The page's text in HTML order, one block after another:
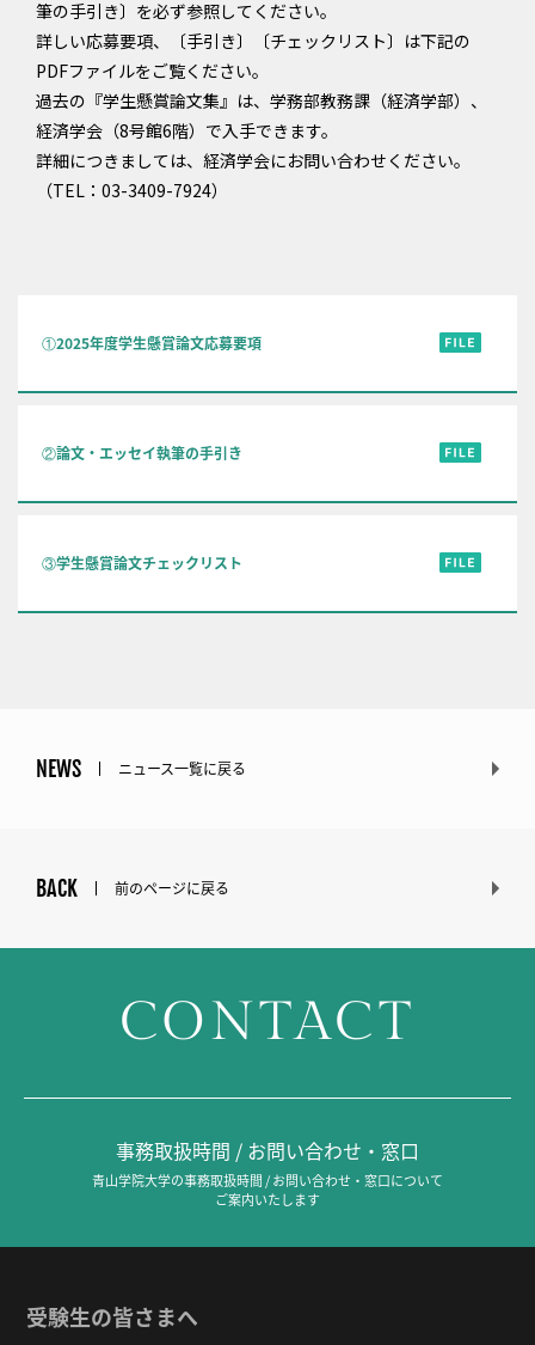
筆の手引き〕を必ず参照してください。
詳しい応募要項、〔手引き〕〔チェックリスト〕は下記の
PDFファイルをご覧ください。
過去の『学生懸賞論文集』は、学務部教務課（経済学部）、
経済学会（8号館6階）で入手できます。
詳細につきましては、経済学会にお問い合わせください。
（TEL：03-3409-7924）
①2025年度学生懸賞論文応募要項
②論文・エッセイ執筆の手引き
③学生懸賞論文チェックリスト
NEWS ニュース一覧に戻る
BACK 前のページに戻る
CONTACT
事務取扱時間 / お問い合わせ・窓口
青山学院大学の事務取扱時間 / お問い合わせ・窓口について
ご案内いたします
受験生の皆さまへ